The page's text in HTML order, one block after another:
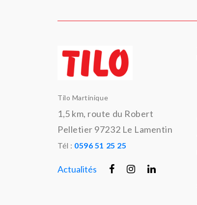
Tilo Martinique
1,5 km, route du Robert
Pelletier 97232 Le Lamentin
Tél : 0596 51 25 25
Actualités